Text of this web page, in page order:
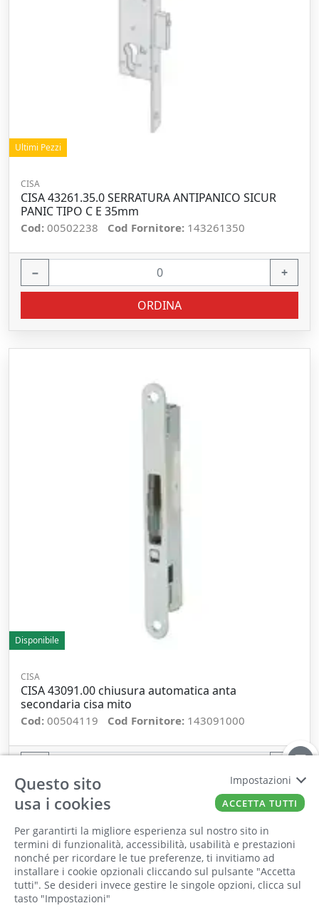
Il punto vendita, gli uffici e il magazzino
saranno chiusi per ferie dall'8 al 25 Agosto
2026 compresi.
Ultimi Pezzi
CISA
CISA 43261.35.0 SERRATURA ANTIPANICO SICUR
PANIC TIPO C E 35mm
Cod: 00502238 Cod Fornitore: 143261350
− +
ORDINA
Disponibile
CISA
CISA 43091.00 chiusura automatica anta
secondaria cisa mito
Cod: 00504119 Cod Fornitore: 143091000
Questo sito
usa i cookies
Per garantirti la migliore esperienza sul nostro sito in
termini di funzionalità, accessibilità, usabilità e prestazioni
nonché per ricordare le tue preferenze, ti invitiamo ad
installare i cookie opzionali cliccando sul pulsante "Accetta
tutti". Se desideri invece gestire le singole opzioni, clicca sul
tasto "Impostazioni"
Impostazioni
ACCETTA TUTTI